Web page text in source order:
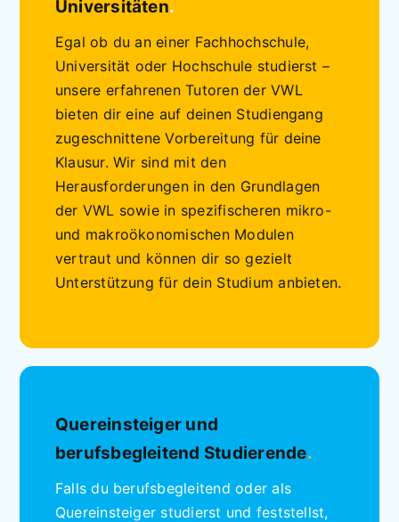
Universitäten.
Egal ob du an einer Fachhochschule,
Universität oder Hochschule studierst –
unsere erfahrenen Tutoren der VWL
bieten dir eine auf deinen Studiengang
zugeschnittene Vorbereitung für deine
Klausur. Wir sind mit den
Herausforderungen in den Grundlagen
der VWL sowie in spezifischeren mikro-
und makroökonomischen Modulen
vertraut und können dir so gezielt
Unterstützung für dein Studium anbieten.
Quereinsteiger und
berufsbegleitend Studierende.
Falls du berufsbegleitend oder als
Quereinsteiger studierst und feststellst,